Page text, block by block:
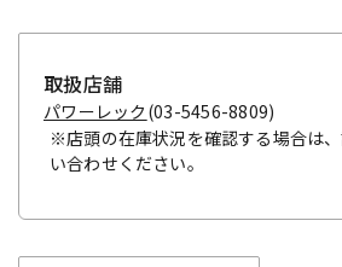
取扱店舗
パワーレック (03-5456-8809)
※店頭の在庫状況を確認する場合は
い合わせください。